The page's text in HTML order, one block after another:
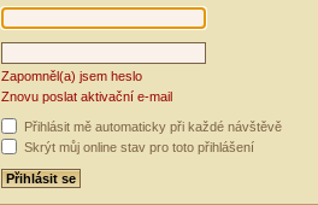
Zapomněl(a) jsem heslo
Znovu poslat aktivační e-mail
Přihlásit mě automaticky při každé návštěvě
Skrýt můj online stav pro toto přihlášení